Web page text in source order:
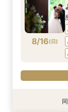
8/15(土)
8/15(土)
8/15(土)
8/15(土)
8/15(土)
8/15(土)
8/15(土)
8/16(日)